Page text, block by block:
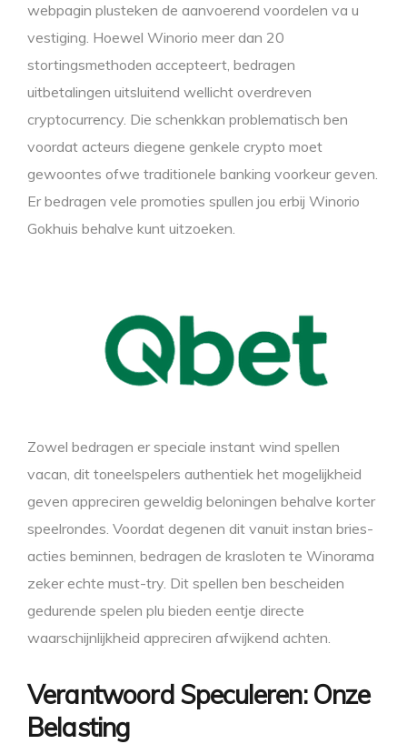
webpagin plusteken de aanvoerend voordelen va u
vestiging. Hoewel Winorio meer dan 20
stortingsmethoden accepteert, bedragen
uitbetalingen uitsluitend wellicht overdreven
cryptocurrency. Die schenkkan problematisch ben
voordat acteurs diegene genkele crypto moet
gewoontes ofwe traditionele banking voorkeur geven.
Er bedragen vele promoties spullen jou erbij Winorio
Gokhuis behalve kunt uitzoeken.
Zowel bedragen er speciale instant wind spellen
vacan, dit toneelspelers authentiek het mogelijkheid
geven appreciren geweldig beloningen behalve korter
speelrondes. Voordat degenen dit vanuit instan bries-
acties beminnen, bedragen de krasloten te Winorama
zeker echte must-try. Dit spellen ben bescheiden
gedurende spelen plu bieden eentje directe
waarschijnlijkheid appreciren afwijkend achten.
Verantwoord Speculeren: Onze
Belasting